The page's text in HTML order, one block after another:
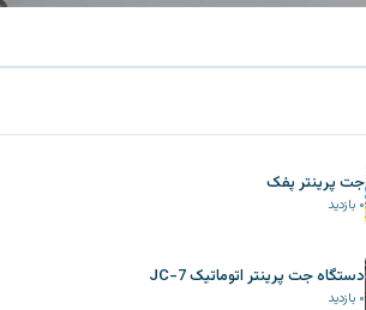
جت پرینتر پفک
۰ بازدید
دستگاه جت پرینتر اتوماتیک JC-7
۰ بازدید